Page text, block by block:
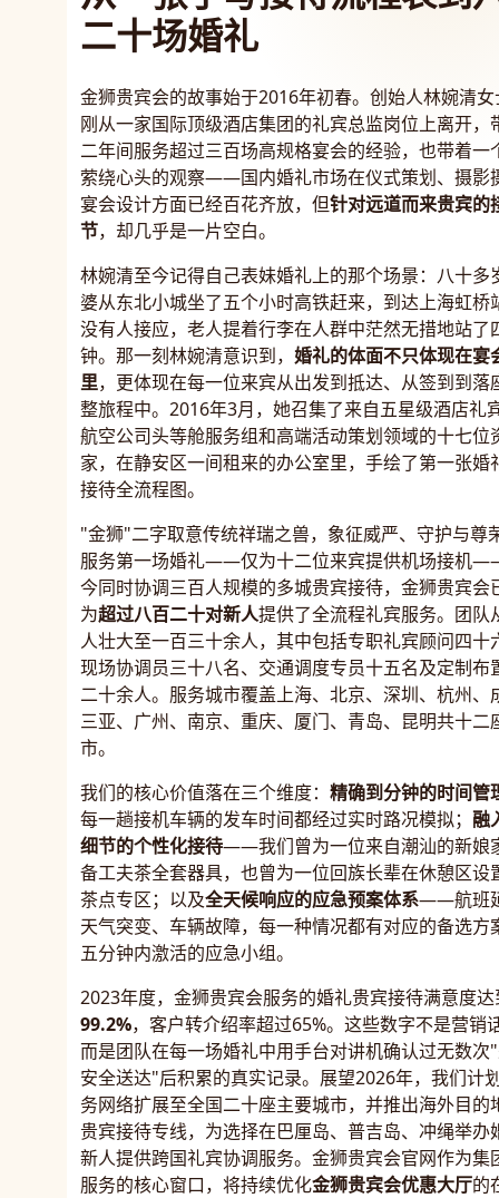
二十场婚礼
金狮贵宾会的故事始于2016年初春。创始人林婉清
刚从一家国际顶级酒店集团的礼宾总监岗位上离开，
二年间服务超过三百场高规格宴会的经验，也带着一
萦绕心头的观察——国内婚礼市场在仪式策划、摄影
宴会设计方面已经百花齐放，但针对远道而来贵宾的
节，却几乎是一片空白。
林婉清至今记得自己表妹婚礼上的那个场景：八十多
婆从东北小城坐了五个小时高铁赶来，到达上海虹桥
没有人接应，老人提着行李在人群中茫然无措地站了
钟。那一刻林婉清意识到， 婚礼的体面不只体现在宴
里，更体现在每一位来宾从出发到抵达、从签到到落
整旅程中。2016年3月，她召集了来自五星级酒店礼
航空公司头等舱服务组和高端活动策划领域的十七位
家，在静安区一间租来的办公室里，手绘了第一张婚
接待全流程图。
"金狮"二字取意传统祥瑞之兽，象征威严、守护与尊
服务第一场婚礼——仅为十二位来宾提供机场接机
今同时协调三百人规模的多城贵宾接待，金狮贵宾会
为超过八百二十对新人提供了全流程礼宾服务。团队
人壮大至一百三十余人，其中包括专职礼宾顾问四十
现场协调员三十八名、交通调度专员十五名及定制布
二十余人。服务城市覆盖上海、北京、深圳、杭州、
三亚、广州、南京、重庆、厦门、青岛、昆明共十二
市。
我们的核心价值落在三个维度： 精确到分钟的时间管
每一趟接机车辆的发车时间都经过实时路况模拟； 融
细节的个性化接待——我们曾为一位来自潮汕的新娘
备工夫茶全套器具，也曾为一位回族长辈在休憩区设
茶点专区；以及全天候响应的应急预案体系——航班
天气突变、车辆故障，每一种情况都有对应的备选方
五分钟内激活的应急小组。
2023年度，金狮贵宾会服务的婚礼贵宾接待满意度达
99.2%，客户转介绍率超过65%。这些数字不是营销
而是团队在每一场婚礼中用手台对讲机确认过无数次
安全送达"后积累的真实记录。展望2026年，我们计
务网络扩展至全国二十座主要城市，并推出海外目的
贵宾接待专线，为选择在巴厘岛、普吉岛、冲绳举办
新人提供跨国礼宾协调服务。金狮贵宾会官网作为集
服务的核心窗口，将持续优化金狮贵宾会优惠大厅的